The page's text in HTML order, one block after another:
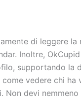
di leggere la
Inoltre,
supportando la
come vedere chi
Non devi